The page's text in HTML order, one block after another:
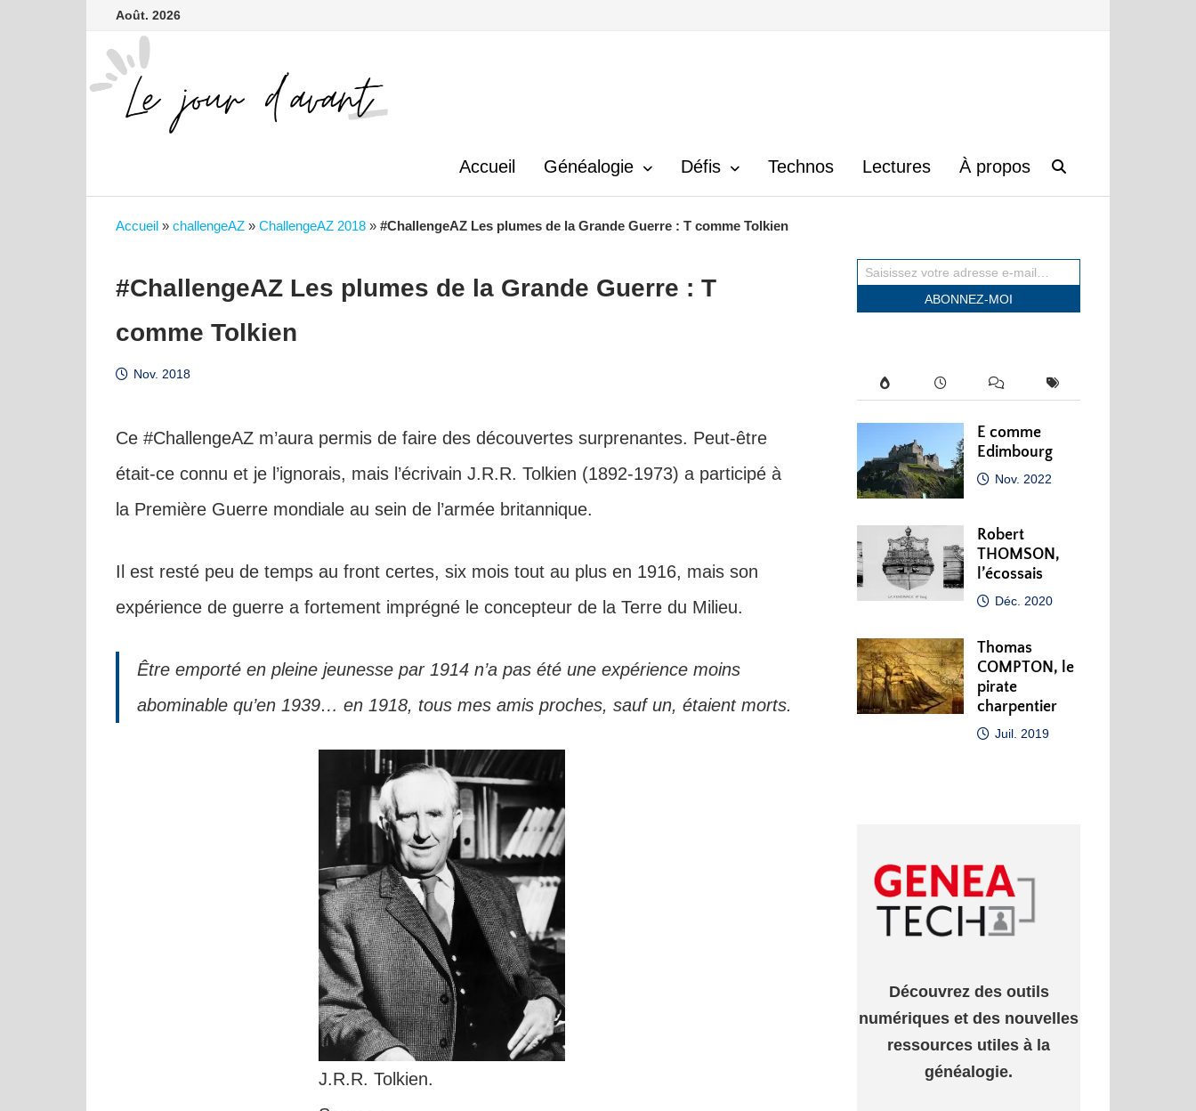
Passer
contenu
Août. 2026
Accueil Généalogie Défis Technos Lectures À propos
Accueil» challengeAZ» ChallengeAZ 2018» #ChallengeAZ Les plumes de la Grande Guerre : T comme Tolkien
#ChallengeAZ Les plumes de la Grande Guerre : T
comme Tolkien
Nov. 2018
Ce #ChallengeAZ m’aura permis de faire des découvertes surprenantes. Peut-être
était-ce connu et je l’ignorais, mais l’écrivain J.R.R. Tolkien (1892-1973) a participé à
la Première Guerre mondiale au sein de l’armée britannique.
Il est resté peu de temps au front certes, six mois tout au plus en 1916, mais son
expérience de guerre a fortement imprégné le concepteur de la Terre du Milieu.
Être emporté en pleine jeunesse par 1914 n’a pas été une expérience moins
abominable qu’en 1939… en 1918, tous mes amis proches, sauf un, étaient morts.
J.R.R. Tolkien.
Saisissez votre adresse e-mail…
ABONNEZ-MOI
E comme
Edimbourg
Nov. 2022
Robert
THOMSON,
l’écossais
Déc. 2020
Thomas
COMPTON, le
pirate
charpentier
Juil. 2019
Découvrez des outils
numériques et des nouvelles
ressources utiles à la
généalogie.